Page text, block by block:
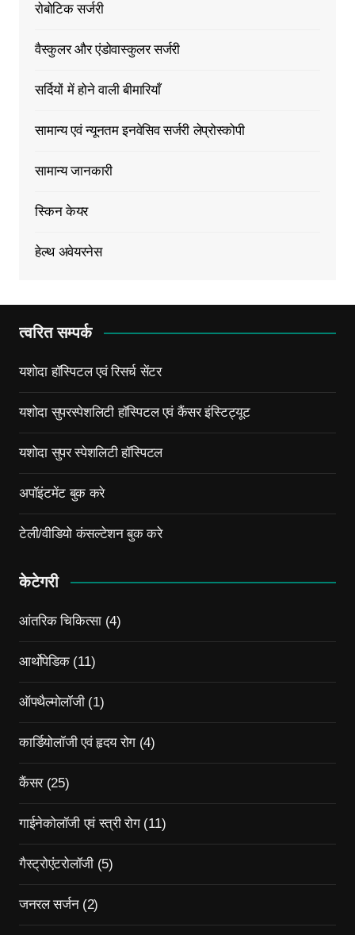
रोबोटिक सर्जरी
वैस्कुलर और एंडोवास्कुलर सर्जरी
सर्दियों में होने वाली बीमारियाँ
सामान्य एवं न्यूनतम इनवेसिव सर्जरी लेप्रोस्कोपी
सामान्य जानकारी
स्किन केयर
हेल्थ अवेयरनेस
त्वरित सम्पर्क
यशोदा हॉस्पिटल एवं रिसर्च सेंटर
यशोदा सुपरस्पेशलिटी हॉस्पिटल एवं कैंसर इंस्टिट्यूट
यशोदा सुपर स्पेशलिटी हॉस्पिटल
अपॉइंटमेंट बुक करे
टेली/वीडियो कंसल्टेशन बुक करे
केटेगरी
आंतरिक चिकित्सा(4)
आर्थोपेडिक(11)
ऑपथैल्मोलॉजी(1)
कार्डियोलॉजी एवं हृदय रोग(4)
कैंसर(25)
गाईनेकोलॉजी एवं स्त्री रोग(11)
गैस्ट्रोएंटरोलॉजी(5)
जनरल सर्जन(2)